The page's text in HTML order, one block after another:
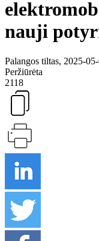
nauji
Palangos tiltas, 2025-
Peržiūrėta
2118